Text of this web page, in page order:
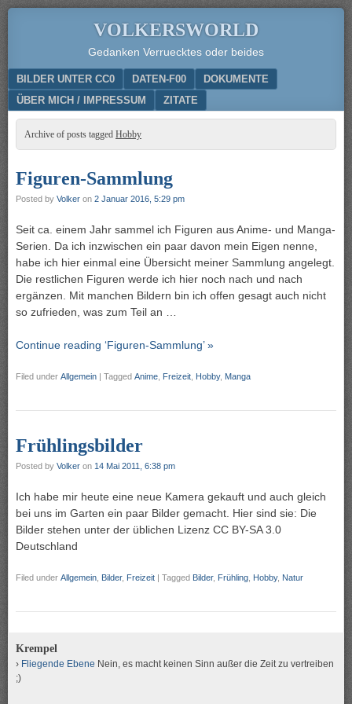
VOLKERSWORLD
Gedanken Verruecktes oder beides
Menu
SKIP TO CONTENT
BILDER UNTER CC0 DATEN-F00
DOKUMENTE
ÜBER MICH / IMPRESSUM
ZITATE
Archive of posts tagged Hobby
Figuren-Sammlung
Posted by Volker on 2 Januar 2016, 5:29 pm
Seit ca. einem Jahr sammel ich Figuren aus Anime- und Manga-
Serien. Da ich inzwischen ein paar davon mein Eigen nenne,
habe ich hier einmal eine Übersicht meiner Sammlung angelegt.
Die restlichen Figuren werde ich hier noch nach und nach
ergänzen. Mit manchen Bildern bin ich offen gesagt auch nicht
so zufrieden, was zum Teil an …
Continue reading ‘Figuren-Sammlung’ »
Filed under Allgemein | Tagged Anime Freizeit Hobby, Manga
Frühlingsbilder
Posted by Volker on 14 Mai 2011, 6:38 pm
Ich habe mir heute eine neue Kamera gekauft und auch gleich
bei uns im Garten ein paar Bilder gemacht. Hier sind sie: Die
Bilder stehen unter der üblichen Lizenz CC BY-SA 3.0
Deutschland
Filed under Allgemein Bilder, Freizeit | Tagged Bilder, Frühling Hobby, Natur
Krempel
Fliegende Ebene Nein, es macht keinen Sinn außer die Zeit zu vertreiben
;)